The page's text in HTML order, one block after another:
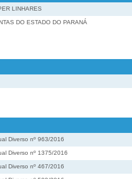
LINHARES
DO ESTADO DO PARANÁ
Diverso nº 963/2016
Diverso nº 1375/2016
Diverso nº 467/2016